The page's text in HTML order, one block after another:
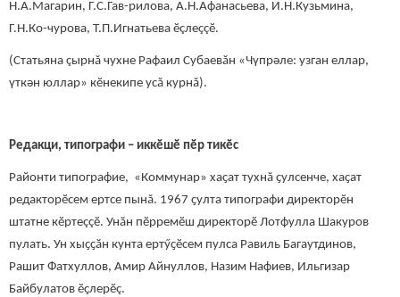
Н.А.Магарин, Г.С.Гав-рилова, А.Н.Афанасьева, И.Н.Кузьмина,
Г.Н.Ко-чурова, Т.П.Игнатьева ӗçлеççӗ.
(Статьяна çырнă чухне Рафаил Субаевăн «Чүпрәле: узган еллар,
үткән юллар» кӗнекипе усă курнă).
Редакци, типографи – иккӗшӗ пӗр тикӗс
Районти типографие, «Коммунар» хаҫат тухнă ҫулсенче, хаҫат
редакторӗсем ертсе пынă. 1967 ҫулта типографи директорӗн
штатне кӗртеççӗ. Унӑн пӗрремӗш директорӗ Лотфулла Шакуров
пулать. Ун хыҫҫӑн кунта ертӳҫӗсем пулса Равиль Багаутдинов,
Рашит Фатхуллов, Амир Айнуллов, Назим Нафиев, Ильгизар
Байбулатов ӗҫлерӗç.